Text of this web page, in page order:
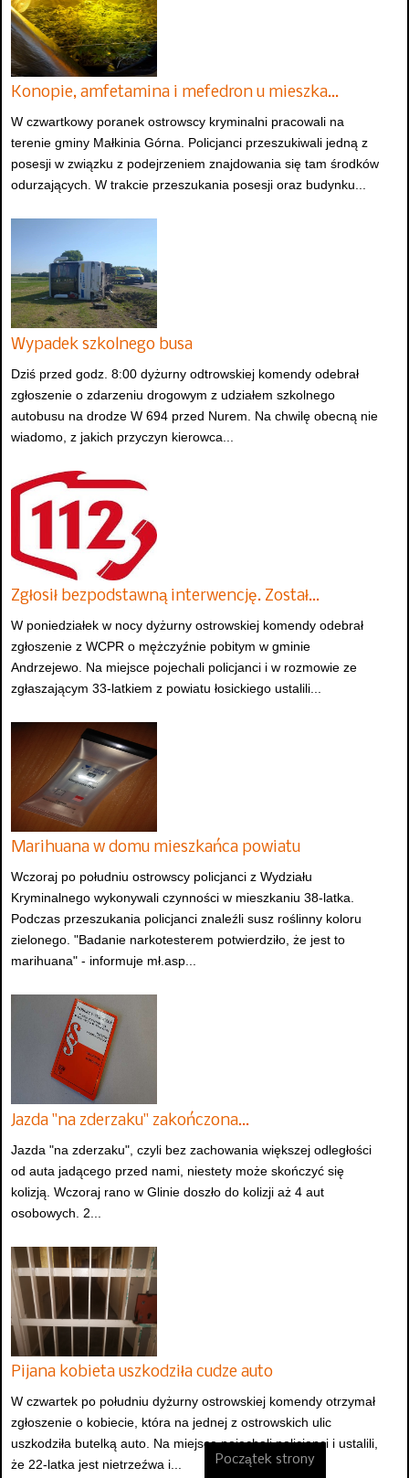
Konopie, amfetamina i mefedron u mieszka…
W czwartkowy poranek ostrowscy kryminalni pracowali na
terenie gminy Małkinia Górna. Policjanci przeszukiwali jedną z
posesji w związku z podejrzeniem znajdowania się tam środków
odurzających. W trakcie przeszukania posesji oraz budynku...
Wypadek szkolnego busa
Dziś przed godz. 8:00 dyżurny odtrowskiej komendy odebrał
zgłoszenie o zdarzeniu drogowym z udziałem szkolnego
autobusu na drodze W 694 przed Nurem. Na chwilę obecną nie
wiadomo, z jakich przyczyn kierowca...
Zgłosił bezpodstawną interwencję. Został…
W poniedziałek w nocy dyżurny ostrowskiej komendy odebrał
zgłoszenie z WCPR o mężczyźnie pobitym w gminie
Andrzejewo. Na miejsce pojechali policjanci i w rozmowie ze
zgłaszającym 33-latkiem z powiatu łosickiego ustalili...
Marihuana w domu mieszkańca powiatu
Wczoraj po południu ostrowscy policjanci z Wydziału
Kryminalnego wykonywali czynności w mieszkaniu 38-latka.
Podczas przeszukania policjanci znaleźli susz roślinny koloru
zielonego. "Badanie narkotesterem potwierdziło, że jest to
marihuana" - informuje mł.asp...
Jazda "na zderzaku" zakończona…
Jazda "na zderzaku", czyli bez zachowania większej odległości
od auta jadącego przed nami, niestety może skończyć się
kolizją. Wczoraj rano w Glinie doszło do kolizji aż 4 aut
osobowych. 2...
Pijana kobieta uszkodziła cudze auto
W czwartek po południu dyżurny ostrowskiej komendy otrzymał
zgłoszenie o kobiecie, która na jednej z ostrowskich ulic
uszkodziła butelką auto. Na miejsce pojechali policjanci i ustalili,
że 22-latka jest nietrzeźwa i...
Początek strony